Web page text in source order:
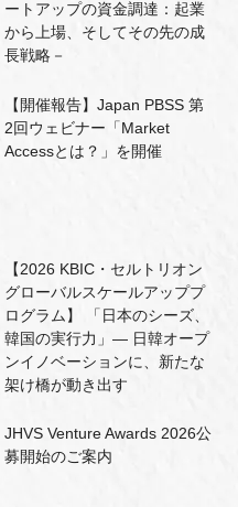
ートアップの資金調達：起業
から上場、そしてその先の成
長戦略－
【開催報告】Japan PBSS 第
2回ウェビナー「Market
Accessとは？」を開催
【2026 KBIC・セルトリオン
グローバルスケールアッププ
ログラム】 「日本のシーズ、
韓国の実行力」― 日韓オープ
ンイノベーションに、新たな
架け橋が動き出す
JHVS Venture Awards 2026公
募開始のご案内